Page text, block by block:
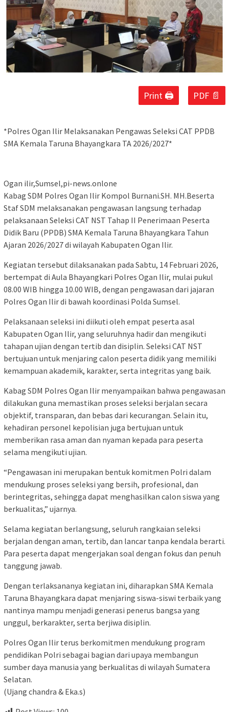
Print 🖨 PDF 📄
*Polres Ogan Ilir Melaksanakan Pengawas Seleksi CAT PPDB
SMA Kemala Taruna Bhayangkara TA 2026/2027*
Ogan ilir,Sumsel,pi-news.onlone
Kabag SDM Polres Ogan Ilir Kompol Burnani.SH. MH.Beserta
Staf SDM melaksanakan pengawasan langsung terhadap
pelaksanaan Seleksi CAT NST Tahap II Penerimaan Peserta
Didik Baru (PPDB) SMA Kemala Taruna Bhayangkara Tahun
Ajaran 2026/2027 di wilayah Kabupaten Ogan Ilir.
Kegiatan tersebut dilaksanakan pada Sabtu, 14 Februari 2026,
bertempat di Aula Bhayangkari Polres Ogan Ilir, mulai pukul
08.00 WIB hingga 10.00 WIB, dengan pengawasan dari jajaran
Polres Ogan Ilir di bawah koordinasi Polda Sumsel.
Pelaksanaan seleksi ini diikuti oleh empat peserta asal
Kabupaten Ogan Ilir, yang seluruhnya hadir dan mengikuti
tahapan ujian dengan tertib dan disiplin. Seleksi CAT NST
bertujuan untuk menjaring calon peserta didik yang memiliki
kemampuan akademik, karakter, serta integritas yang baik.
Kabag SDM Polres Ogan Ilir menyampaikan bahwa pengawasan
dilakukan guna memastikan proses seleksi berjalan secara
objektif, transparan, dan bebas dari kecurangan. Selain itu,
kehadiran personel kepolisian juga bertujuan untuk
memberikan rasa aman dan nyaman kepada para peserta
selama mengikuti ujian.
“Pengawasan ini merupakan bentuk komitmen Polri dalam
mendukung proses seleksi yang bersih, profesional, dan
berintegritas, sehingga dapat menghasilkan calon siswa yang
berkualitas,” ujarnya.
Selama kegiatan berlangsung, seluruh rangkaian seleksi
berjalan dengan aman, tertib, dan lancar tanpa kendala berarti.
Para peserta dapat mengerjakan soal dengan fokus dan penuh
tanggung jawab.
Dengan terlaksananya kegiatan ini, diharapkan SMA Kemala
Taruna Bhayangkara dapat menjaring siswa-siswi terbaik yang
nantinya mampu menjadi generasi penerus bangsa yang
unggul, berkarakter, serta berjiwa disiplin.
Polres Ogan Ilir terus berkomitmen mendukung program
pendidikan Polri sebagai bagian dari upaya membangun
sumber daya manusia yang berkualitas di wilayah Sumatera
Selatan.
(Ujang chandra & Eka.s)